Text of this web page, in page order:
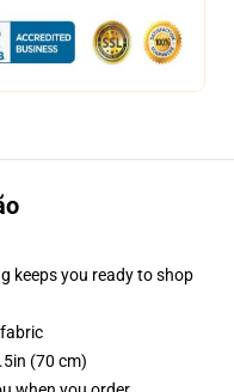
keeps you ready to shop
(70 cm)